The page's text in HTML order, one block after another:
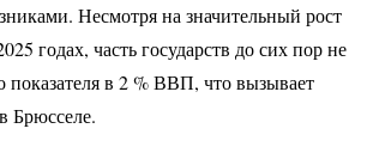
Несмотря на значительный рост
годах, часть государств до сих пор не
показателя в 2 % ВВП, что вызывает
Брюсселе.